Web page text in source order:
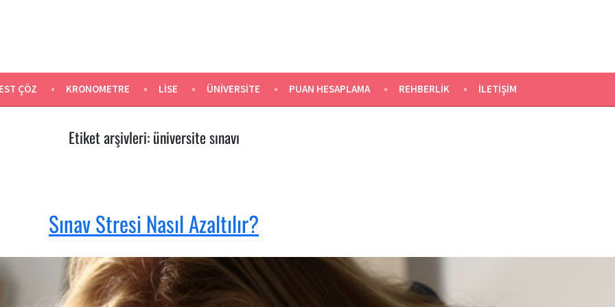
ÇÖZ KRONOMETRE LISE ÜNIVERSITE PUAN HESAPLAMA REHBERLIK İLETIŞIM
Etiket arşivleri:üniversite sınavı
Sınav Stresi Nasıl Azaltılır?